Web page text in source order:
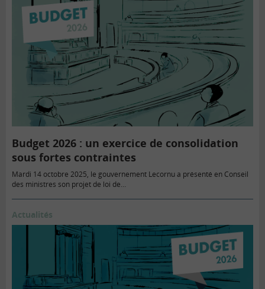
Budget 2026 : un exercice de consolidation
sous fortes contraintes
Mardi 14 octobre 2025, le gouvernement Lecornu a présenté en Conseil
des ministres son projet de loi de…
Actualités